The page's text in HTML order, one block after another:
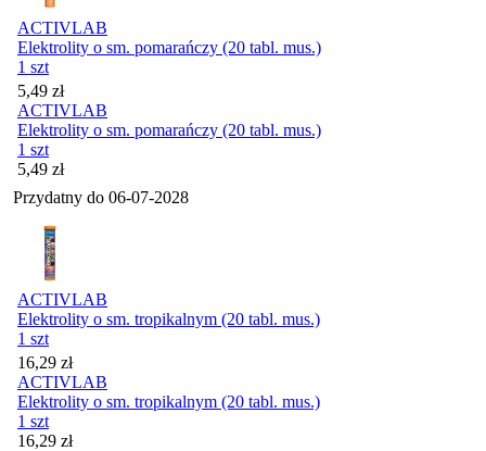
ACTIVLAB
Elektrolity o sm. pomarańczy (20 tabl. mus.)
1 szt
Cena
5,49 zł
ACTIVLAB
Elektrolity o sm. pomarańczy (20 tabl. mus.)
1 szt
Cena
5,49 zł
Przydatny do 06-07-2028
ACTIVLAB
Elektrolity o sm. tropikalnym (20 tabl. mus.)
1 szt
Cena
16,29 zł
ACTIVLAB
Elektrolity o sm. tropikalnym (20 tabl. mus.)
1 szt
Cena
16,29 zł